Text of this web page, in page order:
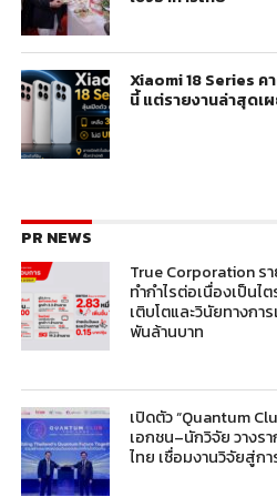
Xiaomi 18 Series
นี้ แต่รายงานล่าสุดเ
PR NEWS
True Corporation ร
ทำกำไรต่อเนื่องเป็น
เติบโตและวินัยทางกา
พันล้านบาท
เปิดตัว “Quantum
เอกชน–นักวิจัย วางร
ไทย เชื่อมงานวิจัยสู่ก